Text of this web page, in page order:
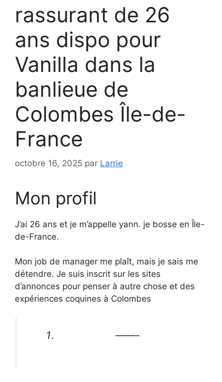
rassurant de 26
ans dispo pour
Vanilla dans la
banlieue de
Colombes Île-de-
France
octobre 16, 2025 par Larrie
Mon profil
J’ai 26 ans et je m’appelle yann. je bosse en Île-
de-France.
Mon job de manager me plaît, mais je sais me
détendre. Je suis inscrit sur les sites
d’annonces pour penser à autre chose et des
expériences coquines à Colombes
——-